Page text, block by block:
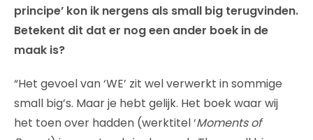
principe’ kon ik nergens als small big terugvinden.
Betekent dit dat er nog een ander boek in de
maak is?
“Het gevoel van ‘WE’ zit wel verwerkt in sommige
small big’s. Maar je hebt gelijk. Het boek waar wij
het toen over hadden (werktitel ‘Moments of